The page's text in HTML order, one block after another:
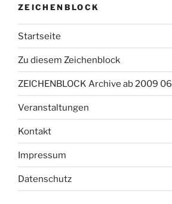
ZEICHENBLOCK
Startseite
Zu diesem Zeichenblock
ZEICHENBLOCK Archive ab 2009 06
Veranstaltungen
Kontakt
Impressum
Datenschutz